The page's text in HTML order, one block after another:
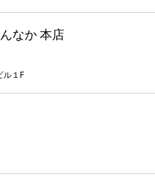
なか 本店
ル１F